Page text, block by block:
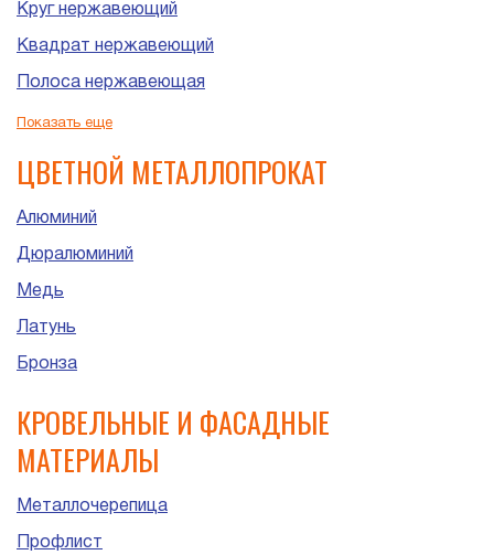
Круг нержавеющий
Квадрат нержавеющий
Полоса нержавеющая
Шестигранник нержавеющий
Показать еще
ЦВЕТНОЙ МЕТАЛЛОПРОКАТ
Алюминий
Дюралюминий
Медь
Латунь
Бронза
КРОВЕЛЬНЫЕ И ФАСАДНЫЕ
МАТЕРИАЛЫ
Металлочерепица
Профлист